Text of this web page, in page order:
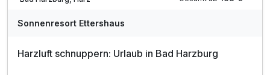
Sonnenresort Ettershaus
Harzluft schnuppern: Urlaub in Bad Harzburg